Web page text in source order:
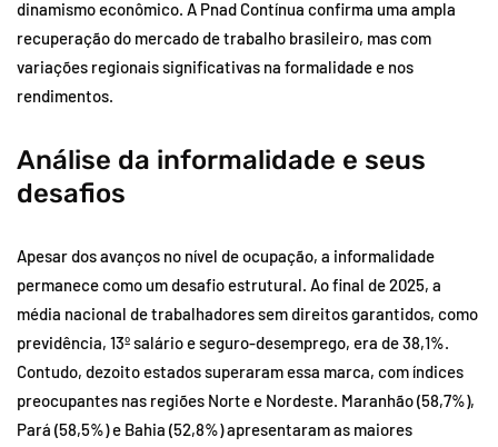
dinamismo econômico. A Pnad Contínua confirma uma ampla
recuperação do mercado de trabalho brasileiro, mas com
variações regionais significativas na formalidade e nos
rendimentos.
Análise da informalidade e seus
desafios
Apesar dos avanços no nível de ocupação, a informalidade
permanece como um desafio estrutural. Ao final de 2025, a
média nacional de trabalhadores sem direitos garantidos, como
previdência, 13º salário e seguro-desemprego, era de 38,1%.
Contudo, dezoito estados superaram essa marca, com índices
preocupantes nas regiões Norte e Nordeste. Maranhão (58,7%),
Pará (58,5%) e Bahia (52,8%) apresentaram as maiores